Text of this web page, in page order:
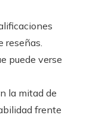
puede verse
la mitad de
frente